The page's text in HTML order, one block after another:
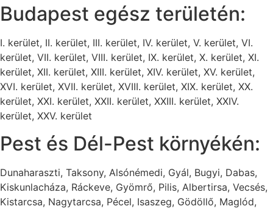
Budapest egész területén:
I. kerület, II. kerület, III. kerület, IV. kerület, V. kerület, VI.
kerület, VII. kerület, VIII. kerület, IX. kerület, X. kerület, XI.
kerület, XII. kerület, XIII. kerület, XIV. kerület, XV. kerület,
XVI. kerület, XVII. kerület, XVIII. kerület, XIX. kerület, XX.
kerület, XXI. kerület, XXII. kerület, XXIII. kerület, XXIV.
kerület, XXV. kerület
Pest és Dél-Pest környékén:
Dunaharaszti, Taksony, Alsónémedi, Gyál, Bugyi, Dabas,
Kiskunlacháza, Ráckeve, Gyömrő, Pilis, Albertirsa, Vecsés,
Kistarcsa, Nagytarcsa, Pécel, Isaszeg, Gödöllő, Maglód,